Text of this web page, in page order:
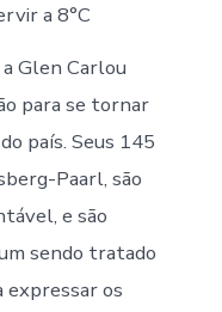
a 8°C
Glen Carlou
para se tornar
país. Seus 145
Paarl, são
e são
sendo tratado
expressar os